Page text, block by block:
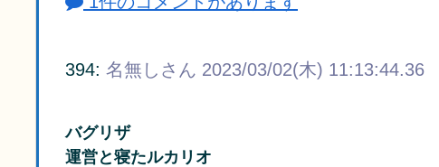
394: 名無しさん 2023/03/02(木) 11:13:44.36
バグリザ
運営と寝たルカリオ